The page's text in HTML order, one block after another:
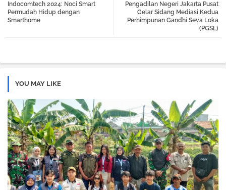
atsa
Pengadilan Negeri Jakarta Pusat
Gelar Sidang Mediasi Kedua
Perhimpunan Gandhi Seva Loka
(PGSL)
Indocomtech 2024: Noci Smart
Permudah Hidup dengan
Smarthome
YOU MAY LIKE